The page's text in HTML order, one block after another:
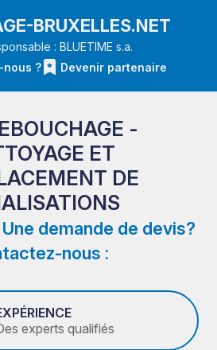
BRUXELLES.NET
: BLUETIME s.a.
nous ?
Devenir partenaire
-
ET
DE
demande de devis?
nous :
experts qualifiés